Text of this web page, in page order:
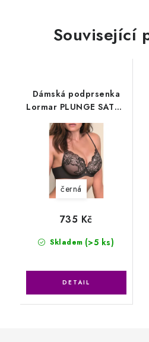
Související
Dámská podprsenka
Lormar PLUNGE SATEN
1900
černá
Skladem (>5 ks)
735 Kč